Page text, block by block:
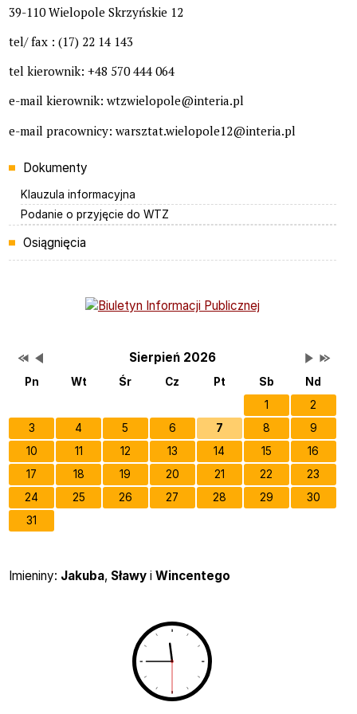
39-110 Wielopole Skrzyńskie 12
tel/ fax : (17) 22 14 143
tel kierownik: +48 570 444 064
e-mail kierownik: wtzwielopole@interia.pl
e-mail pracownicy: warsztat.wielopole12@interia.pl
Menu
Dokumenty
Klauzula informacyjna
Podanie o przyjęcie do WTZ
Osiągnięcia
Bannery boczne
Wydarzenia Lista wydarzeń w miesiącu
Sierpień 2026Brak wydarzeń w tym
Przestaw datę na Sierpień 2025
Przestaw datę na Lipiec 2026
Pn Wt Śr Cz Pt Sb
Nd
1
2
3
4 5 6 7 8
9
10
11 12 13 14 15
16
17
18 19 20 21 22
23
24
25 26 27 28 29
30
31
Imieniny
Imieniny: Jakuba, Sławy iWincentego